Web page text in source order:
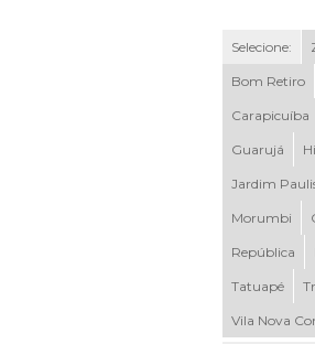
Selecione:
Bom Retiro
Carapicuíba
Guarujá
Jardim
Morumbi
República
Tatuapé
Vila Nova